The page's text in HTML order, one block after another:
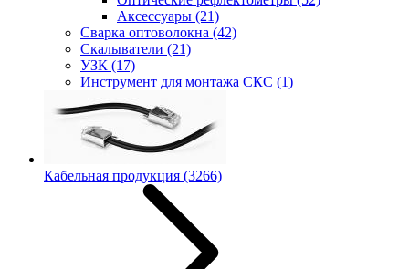
Аксессуары (21)
Сварка оптоволокна (42)
Скалыватели (21)
УЗК (17)
Инструмент для монтажа СКС (1)
Кабельная продукция (3266)